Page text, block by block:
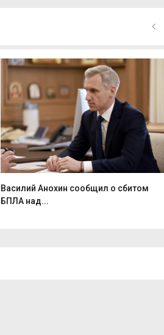
Василий Анохин сообщил о сбитом
БПЛА над...